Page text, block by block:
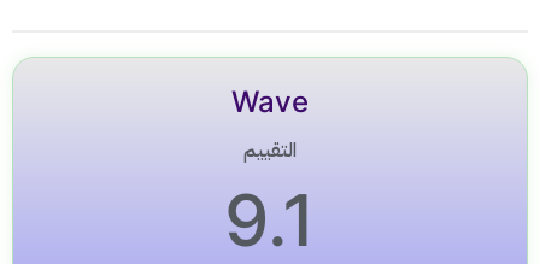
Wave
التقييم
9.1